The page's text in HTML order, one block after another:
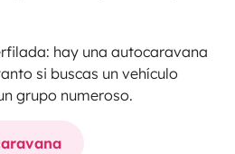
hay una autocaravana
si buscas un vehículo
grupo numeroso.